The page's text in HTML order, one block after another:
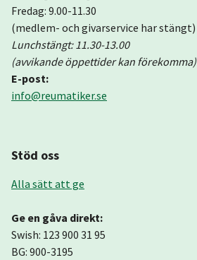
Fredag: 9.00-11.30
(medlem- och givarservice har stängt)
Lunchstängt: 11.30-13.00
(avvikande öppettider kan förekomma)
E-post:
info@reumatiker.se
Stöd oss
Alla sätt att ge
Ge en gåva direkt:
Swish: 123 900 31 95
BG: 900-3195